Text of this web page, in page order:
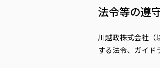
法令等の遵
川越政株式会社（
する法令、ガイド